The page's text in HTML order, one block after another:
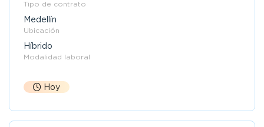
Tipo de contrato
Medellín
Ubicación
Híbrido
Modalidad laboral
Hoy